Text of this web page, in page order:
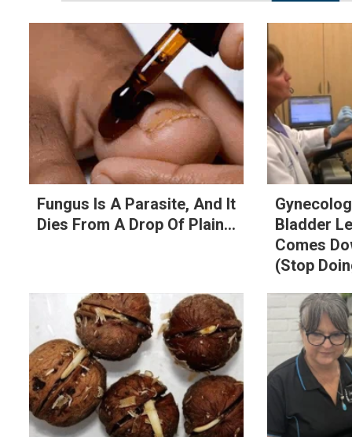
Fungus Is A Parasite, And It
Dies From A Drop Of Plain...
Bladder
Comes
(Stop